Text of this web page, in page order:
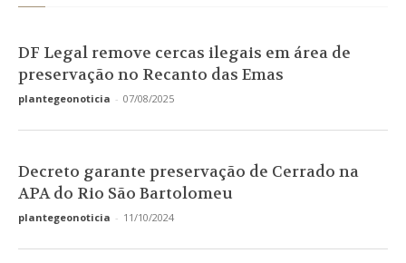
DF Legal remove cercas ilegais em área de
preservação no Recanto das Emas
plantegeonoticia - 07/08/2025
Decreto garante preservação de Cerrado na
APA do Rio São Bartolomeu
plantegeonoticia - 11/10/2024